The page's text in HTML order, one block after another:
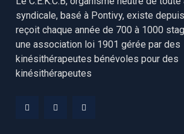
syndicale, basé à Pontivy, existe
reçoit chaque année de 700 à 1000
une association loi 1901 gérée par des
kinésithérapeutes bénévoles pour des
kinésithérapeutes